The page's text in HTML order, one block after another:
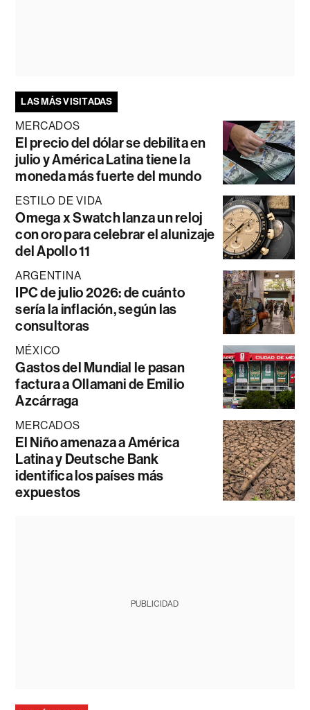
LAS MÁS VISITADAS
MERCADOS
El precio del dólar se debilita en
julio y América Latina tiene la
moneda más fuerte del mundo
ESTILO DE VIDA
Omega x Swatch lanza un reloj
con oro para celebrar el alunizaje
del Apollo 11
ARGENTINA
IPC de julio 2026: de cuánto
sería la inflación, según las
consultoras
MÉXICO
Gastos del Mundial le pasan
factura a Ollamani de Emilio
Azcárraga
MERCADOS
El Niño amenaza a América
Latina y Deutsche Bank
identifica los países más
expuestos
PUBLICIDAD